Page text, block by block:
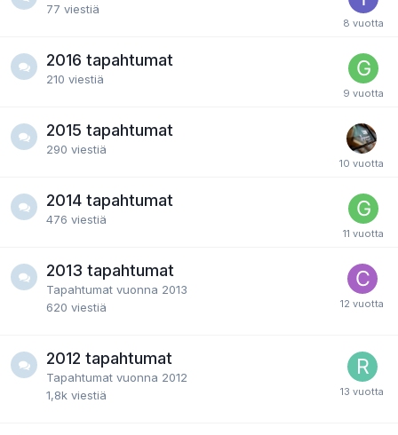
77 viestiä
2016 tapahtumat
210 viestiä
2015 tapahtumat
290 viestiä
2014 tapahtumat
476 viestiä
2013 tapahtumat
Tapahtumat vuonna 2013
620 viestiä
2012 tapahtumat
Tapahtumat vuonna 2012
1,8k viestiä